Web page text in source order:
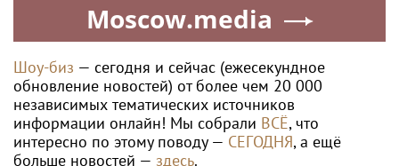
Moscow.media
Шоу-биз — сегодня и сейчас (ежесекундное
обновление новостей) от более чем 20 000
независимых тематических источников
информации онлайн! Мы собрали ВСЁ, что
интересно по этому поводу — СЕГОДНЯ, а ещё
больше новостей — здесь.